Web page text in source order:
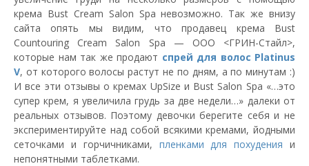
крема Bust Cream Salon Spa невозможно. Так же внизу
сайта опять мы видим, что продавец крема Bust
Countouring Cream Salon Spa — ООО <ГРИН-Стайл>,
которые нам так же продают спрей для волос Platinus
V, от которого волосы растут не по дням, а по минутам :)
И все эти отзывы о кремах UpSize и Bust Salon Spa «…это
супер крем, я увеличила грудь за две недели…» далеки от
реальных отзывов. Поэтому девочки берегите себя и не
экспериментируйте над собой всякими кремами, йодными
сеточками и горчичниками, пленками для похудения и
непонятными таблетками.